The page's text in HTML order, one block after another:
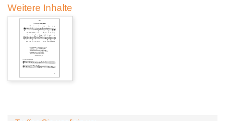
Weitere Inhalte